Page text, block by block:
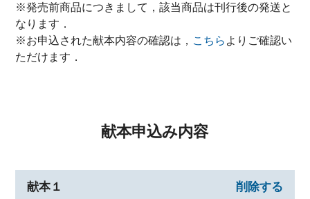
※発売前商品につきまして，該当商品は刊行後の発送と
なります．
※お申込された献本内容の確認は， こちら よりご確認い
ただけます．
献本申込み内容
献本１ 削除する